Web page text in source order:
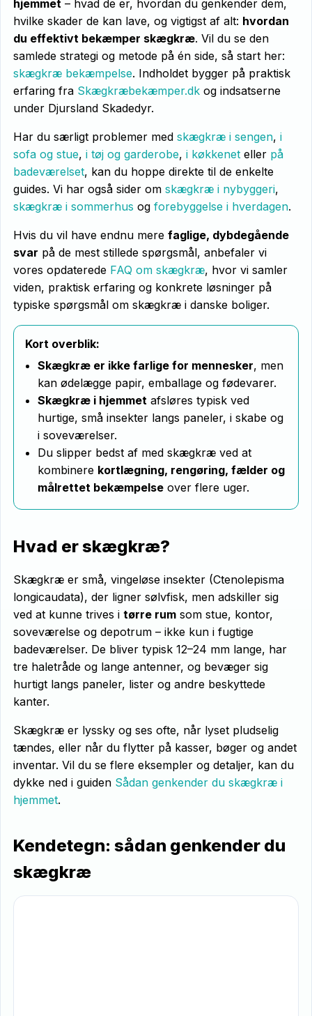
hjemmet – hvad de er, hvordan du genkender dem,
hvilke skader de kan lave, og vigtigst af alt: hvordan
du effektivt bekæmper skægkræ. Vil du se den
samlede strategi og metode på én side, så start her:
skægkræ bekæmpelse. Indholdet bygger på praktisk
erfaring fra Skægkræbekæmper.dk og indsatserne
under Djursland Skadedyr.
Har du særligt problemer med skægkræ i sengen, i
sofa og stue, i tøj og garderobe, i køkkenet eller på
badeværelset, kan du hoppe direkte til de enkelte
guides. Vi har også sider om skægkræ i nybyggeri,
skægkræ i sommerhus og forebyggelse i hverdagen.
Hvis du vil have endnu mere faglige, dybdegående
svar på de mest stillede spørgsmål, anbefaler vi
vores opdaterede FAQ om skægkræ, hvor vi samler
viden, praktisk erfaring og konkrete løsninger på
typiske spørgsmål om skægkræ i danske boliger.
Kort overblik:
Skægkræ er ikke farlige for mennesker, men
kan ødelægge papir, emballage og fødevarer.
Skægkræ i hjemmetafsløres typisk ved
hurtige, små insekter langs paneler, i skabe og
i soveværelser.
Du slipper bedst af med skægkræ ved at
kombinere kortlægning, rengøring, fælder og
målrettet bekæmpelseover flere uger.
Hvad er skægkræ?
Skægkræ er små, vingeløse insekter (Ctenolepisma
longicaudata), der ligner sølvfisk, men adskiller sig
ved at kunne trives i tørre rum som stue, kontor,
soveværelse og depotrum – ikke kun i fugtige
badeværelser. De bliver typisk 12–24 mm lange, har
tre haletråde og lange antenner, og bevæger sig
hurtigt langs paneler, lister og andre beskyttede
kanter.
Skægkræ er lyssky og ses ofte, når lyset pludselig
tændes, eller når du flytter på kasser, bøger og andet
inventar. Vil du se flere eksempler og detaljer, kan du
dykke ned i guiden Sådan genkender du skægkræ i
hjemmet.
Kendetegn: sådan genkender du
skægkræ